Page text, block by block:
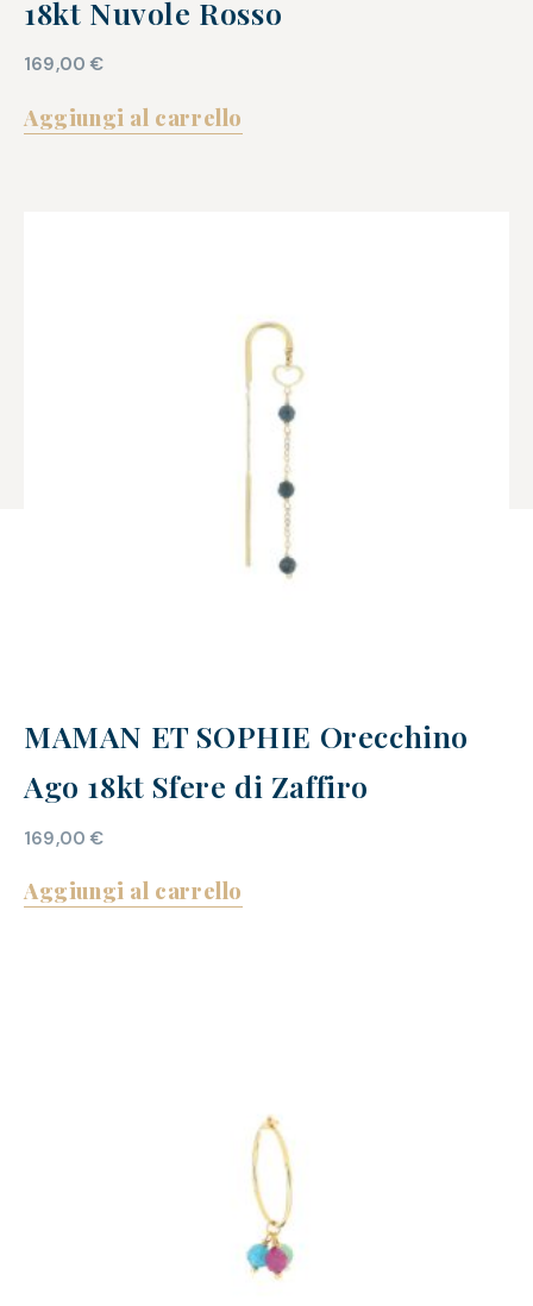
18kt Nuvole Rosso
169,00€
Aggiungi al carrello
MAMAN ET SOPHIE Orecchino
Ago 18kt Sfere di Zaffiro
169,00€
Aggiungi al carrello